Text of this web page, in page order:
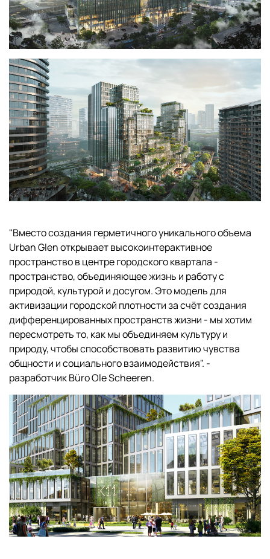
"Вместо создания герметичного уникального объема
Urban Glen открывает высокоинтерактивное
пространство в центре городского квартала -
пространство, объединяющее жизнь и работу с
природой, культурой и досугом. Это модель для
активизации городской плотности за счёт создания
дифференцированных пространств жизни - мы хотим
пересмотреть то, как мы объединяем культуру и
природу, чтобы способствовать развитию чувства
общности и социального взаимодействия". -
разработчик Büro Ole Scheeren.